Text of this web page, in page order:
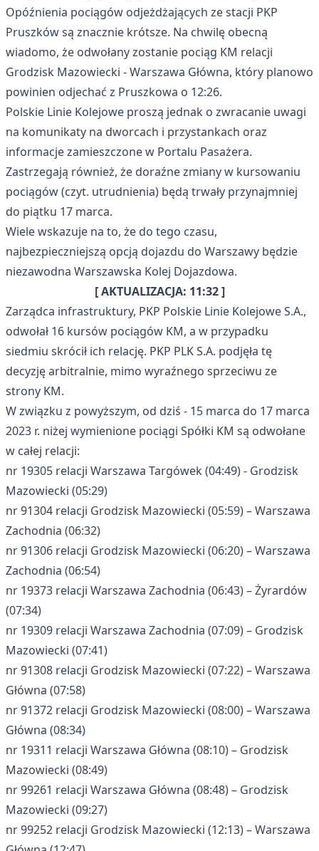
Opóźnienia pociągów odjeżdżających ze stacji PKP
Pruszków są znacznie krótsze. Na chwilę obecną
wiadomo, że odwołany zostanie pociąg KM relacji
Grodzisk Mazowiecki - Warszawa Główna, który planowo
powinien odjechać z Pruszkowa o 12:26.
Polskie Linie Kolejowe proszą jednak o zwracanie uwagi
na komunikaty na dworcach i przystankach oraz
informacje zamieszczone w Portalu Pasażera.
Zastrzegają również, że doraźne zmiany w kursowaniu
pociągów (czyt. utrudnienia) będą trwały przynajmniej
do piątku 17 marca.
Wiele wskazuje na to, że do tego czasu,
najbezpieczniejszą opcją dojazdu do Warszawy będzie
niezawodna Warszawska Kolej Dojazdowa.
[ AKTUALIZACJA: 11:32 ]
Zarządca infrastruktury, PKP Polskie Linie Kolejowe S.A.,
odwołał 16 kursów pociągów KM, a w przypadku
siedmiu skrócił ich relację. PKP PLK S.A. podjęła tę
decyzję arbitralnie, mimo wyraźnego sprzeciwu ze
strony KM.
W związku z powyższym, od dziś - 15 marca do 17 marca
2023 r. niżej wymienione pociągi Spółki KM są odwołane
w całej relacji:
nr 19305 relacji Warszawa Targówek (04:49) - Grodzisk
Mazowiecki (05:29)
nr 91304 relacji Grodzisk Mazowiecki (05:59) – Warszawa
Zachodnia (06:32)
nr 91306 relacji Grodzisk Mazowiecki (06:20) – Warszawa
Zachodnia (06:54)
nr 19373 relacji Warszawa Zachodnia (06:43) – Żyrardów
(07:34)
nr 19309 relacji Warszawa Zachodnia (07:09) – Grodzisk
Mazowiecki (07:41)
nr 91308 relacji Grodzisk Mazowiecki (07:22) – Warszawa
Główna (07:58)
nr 91372 relacji Grodzisk Mazowiecki (08:00) – Warszawa
Główna (08:34)
nr 19311 relacji Warszawa Główna (08:10) – Grodzisk
Mazowiecki (08:49)
nr 99261 relacji Warszawa Główna (08:48) – Grodzisk
Mazowiecki (09:27)
nr 99252 relacji Grodzisk Mazowiecki (12:13) – Warszawa